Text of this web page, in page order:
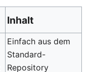
Inhalt
Einfach aus dem
Standard-
Repository